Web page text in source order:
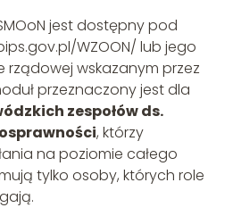
jest dostępny pod
WZOON/ lub jego
wskazanym przez
przeznaczony jest dla
zespołów ds.
, którzy
na poziomie całego
tylko osoby, których role